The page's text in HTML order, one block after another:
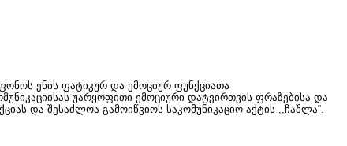
ენის ფატიკურ და ემოციურ ფუნქციათა
უარყოფითი ემოციური დატვირთვის ფრაზებისა და
და შესაძლოა გამოიწვიოს საკომუნიკაციო აქტის ,,ჩაშლა“.